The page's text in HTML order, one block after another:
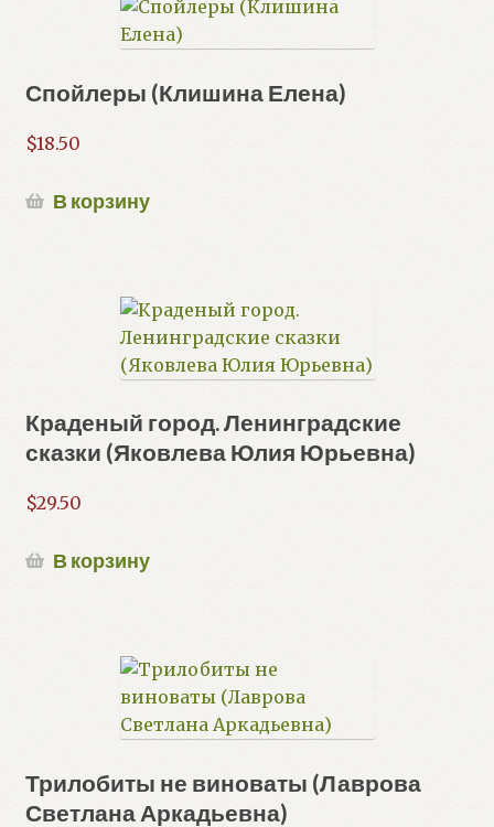
Спойлеры (Клишина Елена)
$18.50
В корзину
Краденый город. Ленинградские
сказки (Яковлева Юлия Юрьевна)
$29.50
В корзину
Трилобиты не виноваты (Лаврова
Светлана Аркадьевна)